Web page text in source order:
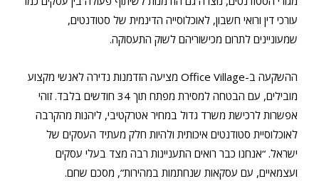
עורכי דין ורואי חשבון, לאוכלוסייה הדינמית של סטודנטים,
שמעוניינים לתרום מכישוריהם לשוק התעסוקה.
ההשקעה ב-Office Village מציעה הזדמנות נדירה לאנשי מקצוע
מובילים, עם הבטחה למסירת מפתח תוך 34 חודשים בלבד. זוהי
אפשרות לרכישת משרד גדול במחיר אטרקטיבי, ליהנות מהקרבה
לאוכלוסיית סטודנטים איכותית ולהיות חלק מעתיד העסקים של
ישראל. “אנחנו כבר רואים התעניינות רבה מצד בעלי עסקים
ועצמאיים, עם עסקאות שנחתמות במהירות”, מסכם שחם.